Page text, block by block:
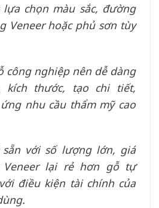
chọn màu sắc, đường
Veneer hoặc phủ sơn tùy
công nghiệp nên dễ dàng
kích thước, tạo chi tiết,
nhu cầu thẩm mỹ cao
với số lượng lớn, giá
Veneer lại rẻ hơn gỗ tự
điều kiện tài chính của